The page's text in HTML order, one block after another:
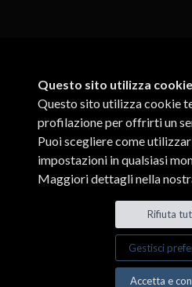
Questo sito utilizza cookie
Questo sito utilizza cookie
profilazione per offrirti un
Puoi scegliere come
impostazioni in qualsiasi
Maggiori dettagli nella
Rifiuta
Gestisci
Accetta e